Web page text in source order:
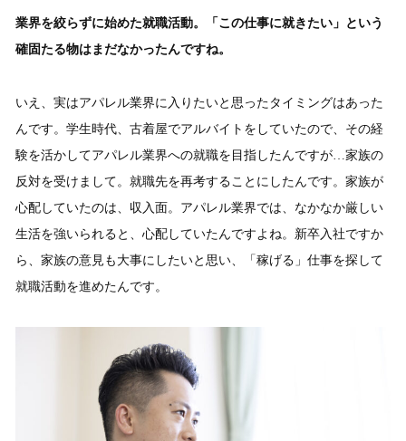
業界を絞らずに始めた就職活動。「この仕事に就きたい」という
確固たる物はまだなかったんですね。
いえ、実はアパレル業界に入りたいと思ったタイミングはあった
んです。学生時代、古着屋でアルバイトをしていたので、その経
験を活かしてアパレル業界への就職を目指したんですが…家族の
反対を受けまして。就職先を再考することにしたんです。家族が
心配していたのは、収入面。アパレル業界では、なかなか厳しい
生活を強いられると、心配していたんですよね。新卒入社ですか
ら、家族の意見も大事にしたいと思い、「稼げる」仕事を探して
就職活動を進めたんです。